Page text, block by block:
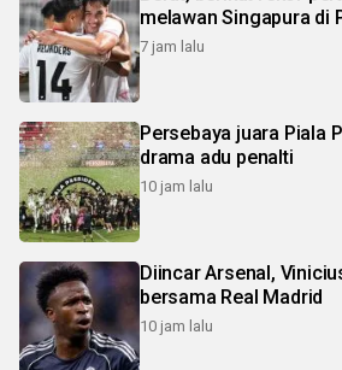
melawan Singapura di
7 jam lalu
Persebaya juara Piala
drama adu penalti
10 jam lalu
Diincar Arsenal, Vinicius perpanjang
bersama Real Madrid
10 jam lalu